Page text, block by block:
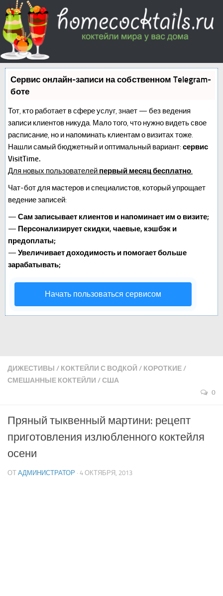
Сервис онлайн-записи на собственном Telegram-
боте
Тот, кто работает в сфере услуг, знает — без ведения
записи клиентов никуда. Мало того, что нужно видеть свое
расписание, но и напоминать клиентам о визитах тоже.
Нашли самый бюджетный и оптимальный вариант: сервис
VisitTime.
Для новых пользователей первый месяц бесплатно.
Чат-бот для мастеров и специалистов, который упрощает
ведение записей:
— Сам записывает клиентов и напоминает им о визите;
— Персонализирует скидки, чаевые, кэшбэк и
предоплаты;
— Увеличивает доходимость и помогает больше
зарабатывать;
Начать пользоваться сервисом
ДИЖЕСТИВЫ / КОКТЕЙЛИ С ВОДКОЙ / КОРОТКИЕ/
СМЕШАННЫЕ КОКТЕЙЛИ /США
0
Пряный тыквенный мартини: рецепт
приготовления излюбленного коктейля
осени
ОТ АДМИНИСТРАТОР · 4 ОКТЯБРЯ, 2013